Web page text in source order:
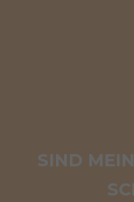
SIND